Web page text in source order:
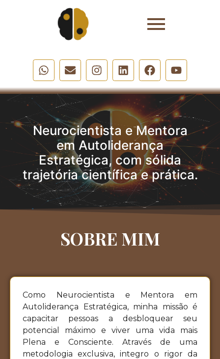
Neurocientista e Mentora
em Autoliderança
Estratégica, com sólida
trajetória científica e prática.
SOBRE MIM
Como Neurocientista e Mentora em
Autoliderança Estratégica, minha missão é
capacitar pessoas a desbloquear seu
potencial máximo e viver uma vida mais
Plena e Consciente. Através de uma
metodologia exclusiva, integro o rigor da